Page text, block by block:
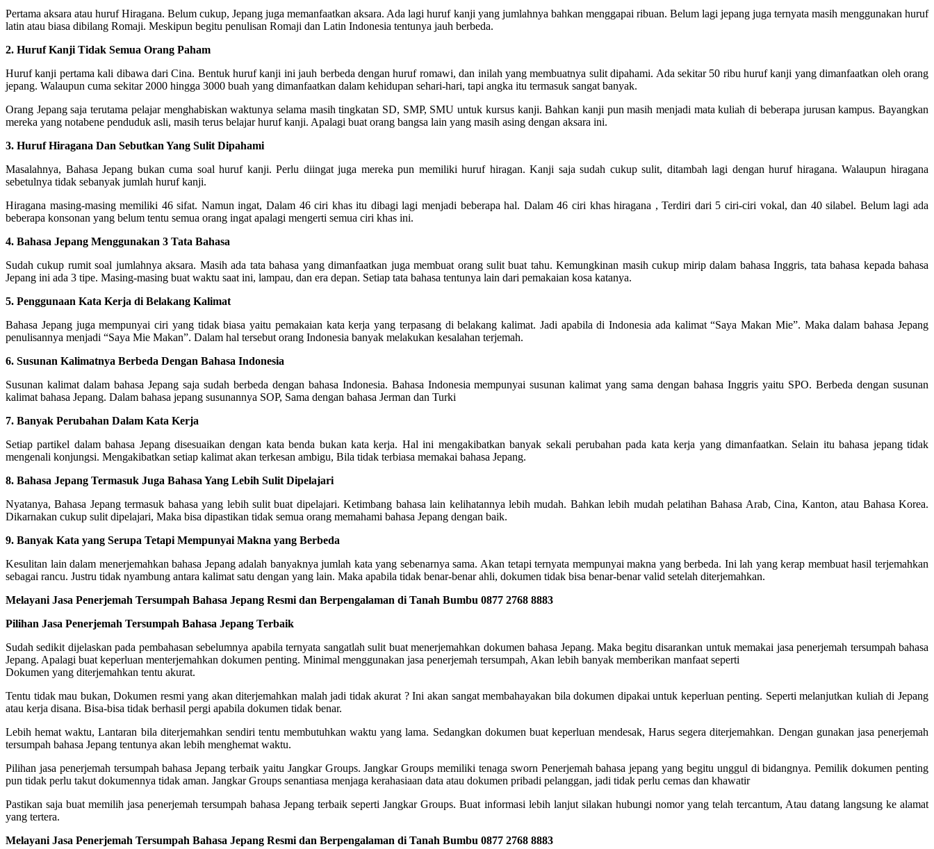
Pertama aksara atau huruf Hiragana. Belum cukup, Jepang juga memanfaatkan aksara. Ada lagi huruf kanji yang jumlahnya bahkan menggapai ribuan. Belum lagi jepang juga ternyata masih menggunakan huruf
latin atau biasa dibilang Romaji. Meskipun begitu penulisan Romaji dan Latin Indonesia tentunya jauh berbeda.
2. Huruf Kanji Tidak Semua Orang Paham
Huruf kanji pertama kali dibawa dari Cina. Bentuk huruf kanji ini jauh berbeda dengan huruf romawi, dan inilah yang membuatnya sulit dipahami. Ada sekitar 50 ribu huruf kanji yang dimanfaatkan oleh orang
jepang. Walaupun cuma sekitar 2000 hingga 3000 buah yang dimanfaatkan dalam kehidupan sehari-hari, tapi angka itu termasuk sangat banyak.
Orang Jepang saja terutama pelajar menghabiskan waktunya selama masih tingkatan SD, SMP, SMU untuk kursus kanji. Bahkan kanji pun masih menjadi mata kuliah di beberapa jurusan kampus. Bayangkan
mereka yang notabene penduduk asli, masih terus belajar huruf kanji. Apalagi buat orang bangsa lain yang masih asing dengan aksara ini.
3. Huruf Hiragana Dan Sebutkan Yang Sulit Dipahami
Masalahnya, Bahasa Jepang bukan cuma soal huruf kanji. Perlu diingat juga mereka pun memiliki huruf hiragan. Kanji saja sudah cukup sulit, ditambah lagi dengan huruf hiragana. Walaupun hiragana
sebetulnya tidak sebanyak jumlah huruf kanji.
Hiragana masing-masing memiliki 46 sifat. Namun ingat, Dalam 46 ciri khas itu dibagi lagi menjadi beberapa hal. Dalam 46 ciri khas hiragana , Terdiri dari 5 ciri-ciri vokal, dan 40 silabel. Belum lagi ada
beberapa konsonan yang belum tentu semua orang ingat apalagi mengerti semua ciri khas ini.
4. Bahasa Jepang Menggunakan 3 Tata Bahasa
Sudah cukup rumit soal jumlahnya aksara. Masih ada tata bahasa yang dimanfaatkan juga membuat orang sulit buat tahu. Kemungkinan masih cukup mirip dalam bahasa Inggris, tata bahasa kepada bahasa
Jepang ini ada 3 tipe. Masing-masing buat waktu saat ini, lampau, dan era depan. Setiap tata bahasa tentunya lain dari pemakaian kosa katanya.
5. Penggunaan Kata Kerja di Belakang Kalimat
Bahasa Jepang juga mempunyai ciri yang tidak biasa yaitu pemakaian kata kerja yang terpasang di belakang kalimat. Jadi apabila di Indonesia ada kalimat “Saya Makan Mie”. Maka dalam bahasa Jepang
penulisannya menjadi “Saya Mie Makan”. Dalam hal tersebut orang Indonesia banyak melakukan kesalahan terjemah.
6. Susunan Kalimatnya Berbeda Dengan Bahasa Indonesia
Susunan kalimat dalam bahasa Jepang saja sudah berbeda dengan bahasa Indonesia. Bahasa Indonesia mempunyai susunan kalimat yang sama dengan bahasa Inggris yaitu SPO. Berbeda dengan susunan
kalimat bahasa Jepang. Dalam bahasa jepang susunannya SOP, Sama dengan bahasa Jerman dan Turki
7. Banyak Perubahan Dalam Kata Kerja
Setiap partikel dalam bahasa Jepang disesuaikan dengan kata benda bukan kata kerja. Hal ini mengakibatkan banyak sekali perubahan pada kata kerja yang dimanfaatkan. Selain itu bahasa jepang tidak
mengenali konjungsi. Mengakibatkan setiap kalimat akan terkesan ambigu, Bila tidak terbiasa memakai bahasa Jepang.
8. Bahasa Jepang Termasuk Juga Bahasa Yang Lebih Sulit Dipelajari
Nyatanya, Bahasa Jepang termasuk bahasa yang lebih sulit buat dipelajari. Ketimbang bahasa lain kelihatannya lebih mudah. Bahkan lebih mudah pelatihan Bahasa Arab, Cina, Kanton, atau Bahasa Korea.
Dikarnakan cukup sulit dipelajari, Maka bisa dipastikan tidak semua orang memahami bahasa Jepang dengan baik.
9. Banyak Kata yang Serupa Tetapi Mempunyai Makna yang Berbeda
Kesulitan lain dalam menerjemahkan bahasa Jepang adalah banyaknya jumlah kata yang sebenarnya sama. Akan tetapi ternyata mempunyai makna yang berbeda. Ini lah yang kerap membuat hasil terjemahkan
sebagai rancu. Justru tidak nyambung antara kalimat satu dengan yang lain. Maka apabila tidak benar-benar ahli, dokumen tidak bisa benar-benar valid setelah diterjemahkan.
Melayani Jasa Penerjemah Tersumpah Bahasa Jepang Resmi dan Berpengalaman di Tanah Bumbu 0877 2768 8883
Pilihan Jasa Penerjemah Tersumpah Bahasa Jepang Terbaik
Sudah sedikit dijelaskan pada pembahasan sebelumnya apabila ternyata sangatlah sulit buat menerjemahkan dokumen bahasa Jepang. Maka begitu disarankan untuk memakai jasa penerjemah tersumpah bahasa
Jepang. Apalagi buat keperluan menterjemahkan dokumen penting. Minimal menggunakan jasa penerjemah tersumpah, Akan lebih banyak memberikan manfaat seperti
Dokumen yang diterjemahkan tentu akurat.
Tentu tidak mau bukan, Dokumen resmi yang akan diterjemahkan malah jadi tidak akurat ? Ini akan sangat membahayakan bila dokumen dipakai untuk keperluan penting. Seperti melanjutkan kuliah di Jepang
atau kerja disana. Bisa-bisa tidak berhasil pergi apabila dokumen tidak benar.
Lebih hemat waktu, Lantaran bila diterjemahkan sendiri tentu membutuhkan waktu yang lama. Sedangkan dokumen buat keperluan mendesak, Harus segera diterjemahkan. Dengan gunakan jasa penerjemah
tersumpah bahasa Jepang tentunya akan lebih menghemat waktu.
Pilihan jasa penerjemah tersumpah bahasa Jepang terbaik yaitu Jangkar Groups. Jangkar Groups memiliki tenaga sworn Penerjemah bahasa jepang yang begitu unggul di bidangnya. Pemilik dokumen penting
pun tidak perlu takut dokumennya tidak aman. Jangkar Groups senantiasa menjaga kerahasiaan data atau dokumen pribadi pelanggan, jadi tidak perlu cemas dan khawatir
Pastikan saja buat memilih jasa penerjemah tersumpah bahasa Jepang terbaik seperti Jangkar Groups. Buat informasi lebih lanjut silakan hubungi nomor yang telah tercantum, Atau datang langsung ke alamat
yang tertera.
Melayani Jasa Penerjemah Tersumpah Bahasa Jepang Resmi dan Berpengalaman di Tanah Bumbu 0877 2768 8883